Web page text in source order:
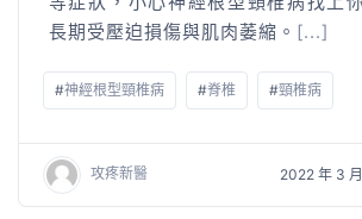
長期受壓迫損傷與肌肉萎縮。 [...]
#神經根型頸椎病 #脊椎 #頸椎病
攻疼新醫 2022 年 3